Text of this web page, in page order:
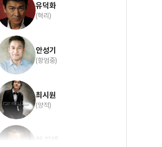
유덕화
(혁리)
안성기
(항엄중)
최시원
(양적)
왕 지웬